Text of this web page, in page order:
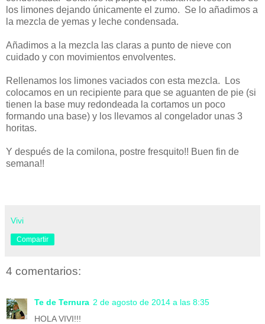
los limones dejando únicamente el zumo. Se lo añadimos a
la mezcla de yemas y leche condensada.
Añadimos a la mezcla las claras a punto de nieve con
cuidado y con movimientos envolventes.
Rellenamos los limones vaciados con esta mezcla. Los
colocamos en un recipiente para que se aguanten de pie (si
tienen la base muy redondeada la cortamos un poco
formando una base) y los llevamos al congelador unas 3
horitas.
Y después de la comilona, postre fresquito!! Buen fin de
semana!!
Vivi
Compartir
4 comentarios:
Te de Ternura 2 de agosto de 2014 a las 8:35
HOLA VIVI!!!